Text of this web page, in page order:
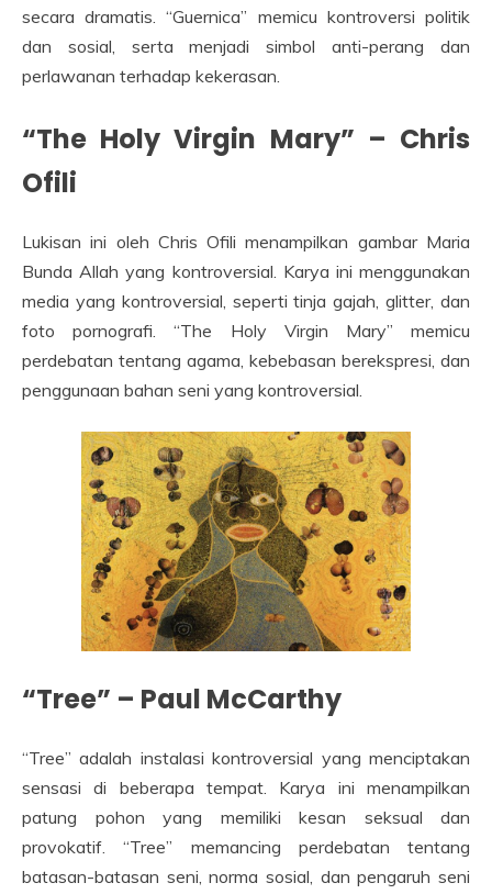
secara dramatis. “Guernica” memicu kontroversi politik
dan sosial, serta menjadi simbol anti-perang dan
perlawanan terhadap kekerasan.
“The Holy Virgin Mary” – Chris
Ofili
Lukisan ini oleh Chris Ofili menampilkan gambar Maria
Bunda Allah yang kontroversial. Karya ini menggunakan
media yang kontroversial, seperti tinja gajah, glitter, dan
foto pornografi. “The Holy Virgin Mary” memicu
perdebatan tentang agama, kebebasan berekspresi, dan
penggunaan bahan seni yang kontroversial.
“Tree” – Paul McCarthy
“Tree” adalah instalasi kontroversial yang menciptakan
sensasi di beberapa tempat. Karya ini menampilkan
patung pohon yang memiliki kesan seksual dan
provokatif. “Tree” memancing perdebatan tentang
batasan-batasan seni, norma sosial, dan pengaruh seni